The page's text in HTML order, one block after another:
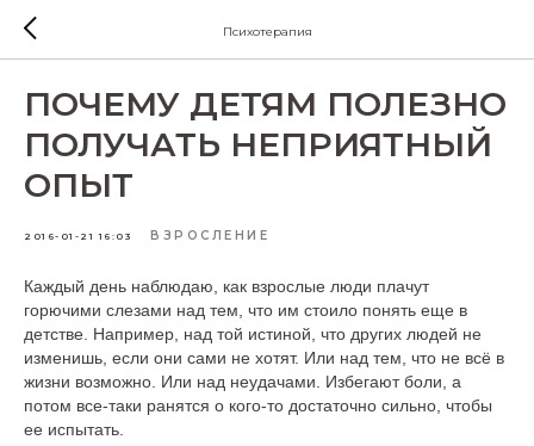
Психотерапия
ПОЧЕМУ ДЕТЯМ ПОЛЕЗНО
ПОЛУЧАТЬ НЕПРИЯТНЫЙ
ОПЫТ
2016-01-21 16:03 ВЗРОСЛЕНИЕ
Каждый день наблюдаю, как взрослые люди плачут
горючими слезами над тем, что им стоило понять еще в
детстве. Например, над той истиной, что других людей не
изменишь, если они сами не хотят. Или над тем, что не всё в
жизни возможно. Или над неудачами. Избегают боли, а
потом все-таки ранятся о кого-то достаточно сильно, чтобы
ее испытать.